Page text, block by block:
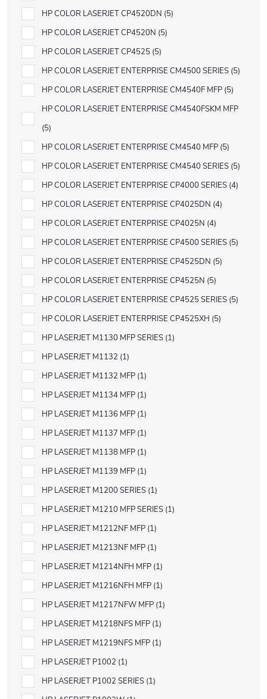
HP COLOR LASERJET CP4520DN 5
HP COLOR LASERJET CP4520N 5
HP COLOR LASERJET CP4525 5
HP COLOR LASERJET ENTERPRISE CM4500 SERIES 5
HP COLOR LASERJET ENTERPRISE CM4540F MFP 5
HP COLOR LASERJET ENTERPRISE CM4540FSKM MFP
5
HP COLOR LASERJET ENTERPRISE CM4540 MFP 5
HP COLOR LASERJET ENTERPRISE CM4540 SERIES 5
HP COLOR LASERJET ENTERPRISE CP4000 SERIES 4
HP COLOR LASERJET ENTERPRISE CP4025DN 4
HP COLOR LASERJET ENTERPRISE CP4025N 4
HP COLOR LASERJET ENTERPRISE CP4500 SERIES 5
HP COLOR LASERJET ENTERPRISE CP4525DN 5
HP COLOR LASERJET ENTERPRISE CP4525N 5
HP COLOR LASERJET ENTERPRISE CP4525 SERIES 5
HP COLOR LASERJET ENTERPRISE CP4525XH 5
HP LASERJET M1130 MFP SERIES 1
HP LASERJET M1132 1
HP LASERJET M1132 MFP 1
HP LASERJET M1134 MFP 1
HP LASERJET M1136 MFP 1
HP LASERJET M1137 MFP 1
HP LASERJET M1138 MFP 1
HP LASERJET M1139 MFP 1
HP LASERJET M1200 SERIES 1
HP LASERJET M1210 MFP SERIES 1
HP LASERJET M1212NF MFP 1
HP LASERJET M1213NF MFP 1
HP LASERJET M1214NFH MFP 1
HP LASERJET M1216NFH MFP 1
HP LASERJET M1217NFW MFP 1
HP LASERJET M1218NFS MFP 1
HP LASERJET M1219NFS MFP 1
HP LASERJET P1002 1
HP LASERJET P1002 SERIES 1